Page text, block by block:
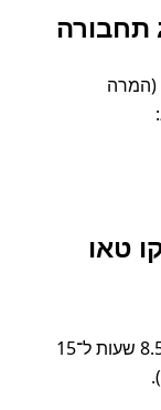
תחבורה
(המרה
טאו
משך הנסיעה במיניבוס נמשך לרוב בין 8.5 שעות ל־15